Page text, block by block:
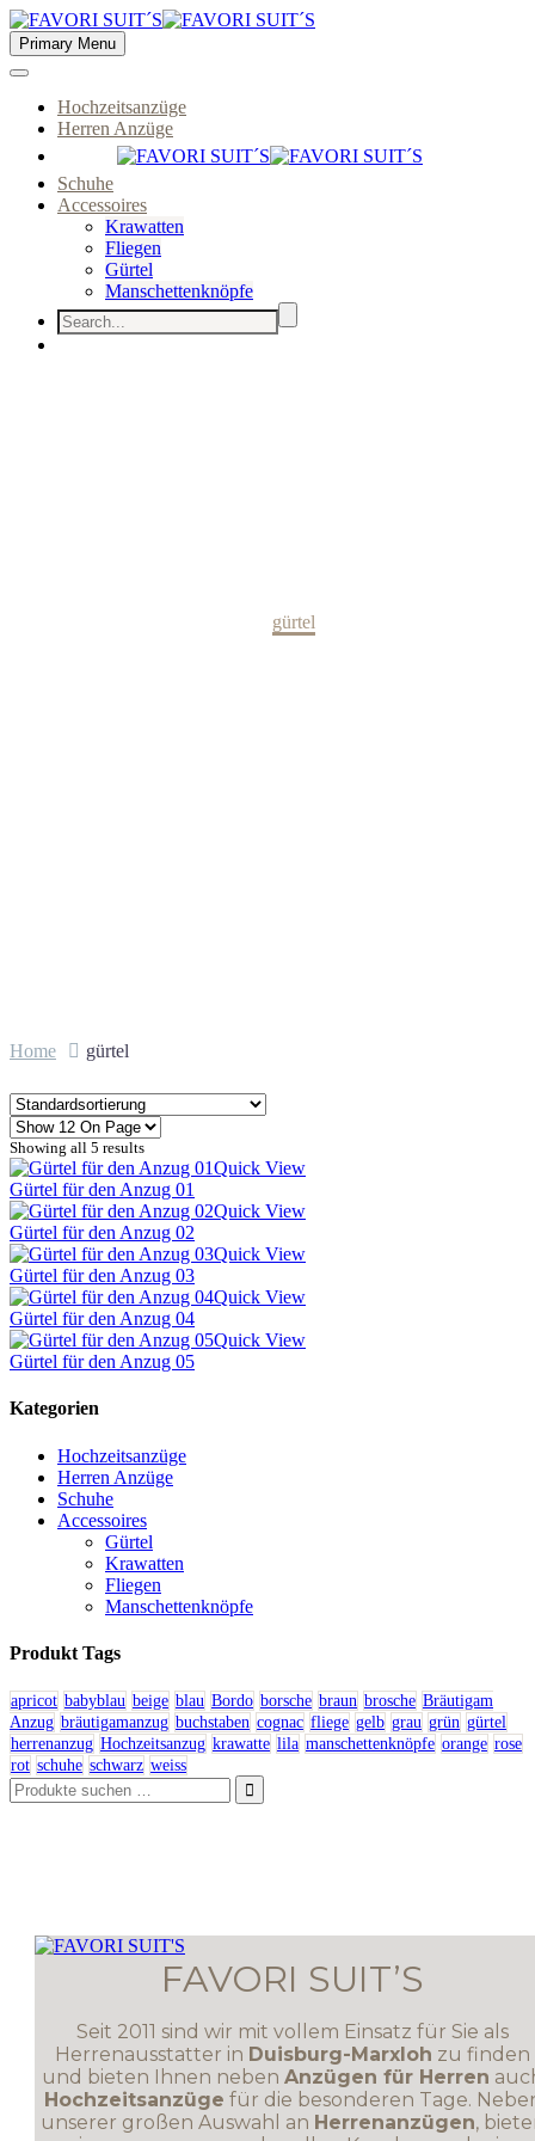
Primary Menu
Hochzeitsanzüge
Herren Anzüge
Schuhe
Accessoires
Krawatten
Fliegen
Gürtel
Manschettenknöpfe
gürtel
Home gürtel
Showing all 5 results
Quick View
Gürtel für den Anzug 01
Quick View
Gürtel für den Anzug 02
Quick View
Gürtel für den Anzug 03
Quick View
Gürtel für den Anzug 04
Quick View
Gürtel für den Anzug 05
Kategorien
Hochzeitsanzüge
Herren Anzüge
Schuhe
Accessoires
Gürtel
Krawatten
Fliegen
Manschettenknöpfe
Produkt Tags
apricot babyblau beige blau Bordo borsche braun brosche Bräutigam
Anzug bräutigamanzug buchstaben cognac fliege gelb grau grün gürtel
herrenanzug Hochzeitsanzug krawatte lila manschettenknöpfe orange rose
rot schuhe schwarz weiss

FAVORI SUIT’S
Seit 2011 sind wir mit vollem Einsatz für Sie als
Herrenausstatter in Duisburg-Marxloh zu finden
und bieten Ihnen neben Anzügen für Herren
Hochzeitsanzüge für die besonderen Tage.
unserer großen Auswahl an Herrenanzügen,